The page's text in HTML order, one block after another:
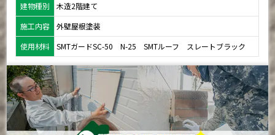
建物種別
木造2階建て
施工内容
外壁屋根塗装
使用材料
SMTガードSC-50 N-25 SMTルーフ スレートブラック